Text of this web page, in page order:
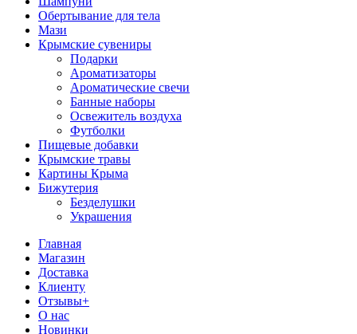
Обертывание для тела
Мази
Крымские сувениры
Подарки
Ароматизаторы
Ароматические свечи
Банные наборы
Освежитель воздуха
Футболки
Пищевые добавки
Крымские травы
Картины Крыма
Бижутерия
Безделушки
Украшения
Главная
Магазин
Доставка
Клиенту
Отзывы+
О нас
Новинки